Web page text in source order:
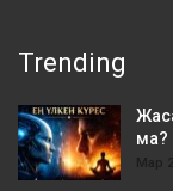
Trending
Мар